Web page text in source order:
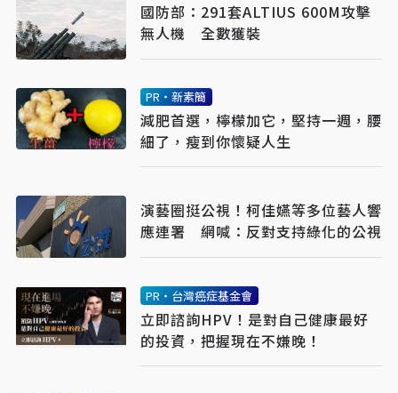
國防部：291套ALTIUS 600M攻擊
無人機 全數獲裝
PR・新素簡
減肥首選，檸檬加它，堅持一週，腰
細了，瘦到你懷疑人生
演藝圈挺公視！柯佳嬿等多位藝人響
應連署 網喊：反對支持綠化的公視
PR・台灣癌症基金會
立即諮詢HPV！是對自己健康最好
的投資，把握現在不嫌晚！